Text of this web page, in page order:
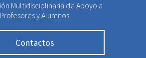
Multidisciplinaria de Apoyo a
Profesores y Alumnos
Contactos